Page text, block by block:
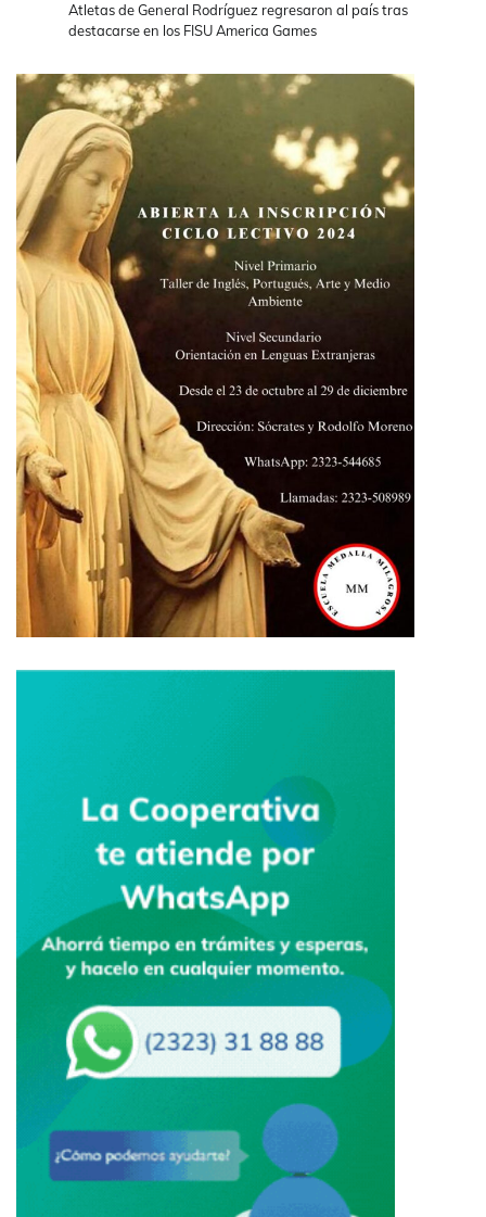
Atletas de General Rodríguez regresaron al país tras
destacarse en los FISU America Games